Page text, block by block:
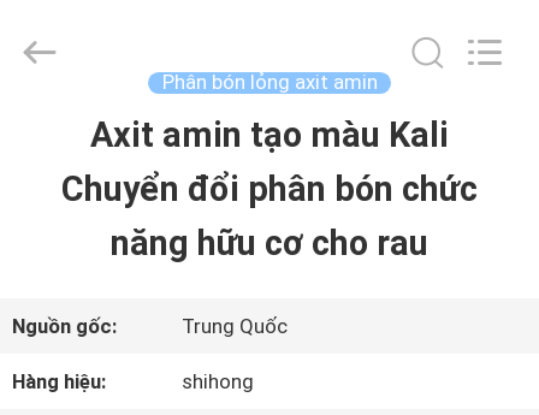
TRANG
CHỦ
SẢN
PHẨM
Phân bón lỏng axit amin
Axit amin tạo màu Kali
Chuyển đổi phân bón chức
năng hữu cơ cho rau
Nguồn gốc: Trung Quốc
Hàng hiệu: shihong